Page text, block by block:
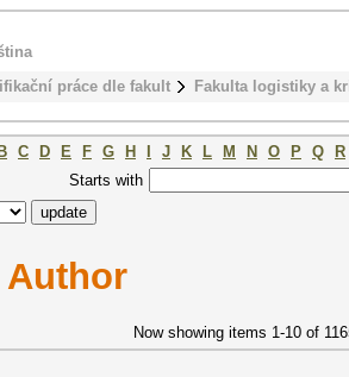
práce dle fakult Fakulta logistiky a
B C D E F G H J K L M N O P Q
R
Starts with
Now showing items 1-10 of